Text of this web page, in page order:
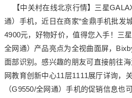
【中关村在线北京行情】三星
通）手机，近日在商家“金鼎手机批发
4900元，好物好价，值得您入手！三
全网通）产品亮点为全视曲面屏，
面部识别。感兴趣的朋友可直接前往
网教育创新中心11层1111展厅详询，
（G9550/全网通）手机的促销信息也